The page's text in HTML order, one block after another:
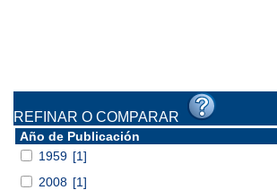
REFINAR O COMPARAR
Año de Publicación
1959 [1]
2008 [1]